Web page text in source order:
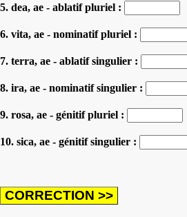
5. dea, ae - ablatif pluriel :
6. vita, ae - nominatif pluriel :
7. terra, ae - ablatif singulier :
8. ira, ae - nominatif singulier :
9. rosa, ae - génitif pluriel :
10. sica, ae - génitif singulier :